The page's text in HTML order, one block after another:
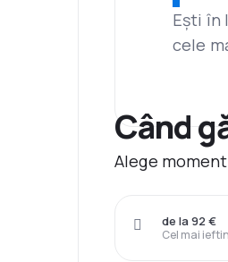
Ești în
cele
Când
Alege
Cel mai
de la 92 €